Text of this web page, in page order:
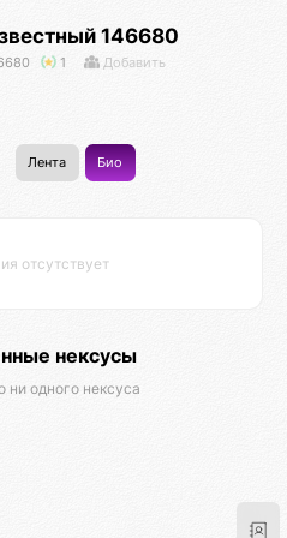
146680
1 Добавить
Лента Био
отсутствует
нексусы
ни одного нексуса